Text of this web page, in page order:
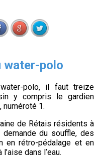
water-polo
polo, il faut treize
y compris le gardien
numéroté 1.
de Rétais résidents à
demande du souffle, des
en rétro-pédalage et en
dans l’eau.